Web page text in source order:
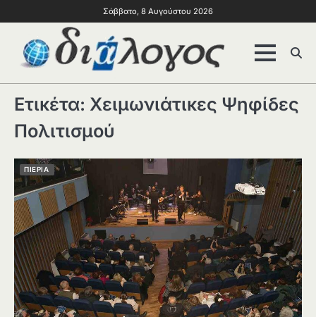
Σάββατο, 8 Αυγούστου 2026
Ετικέτα: Χειμωνιάτικες Ψηφίδες
Πολιτισμού
ΠΙΕΡΙΑ